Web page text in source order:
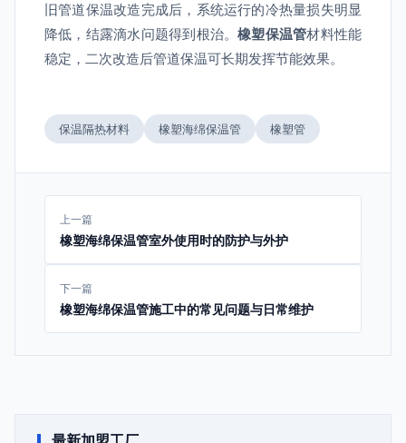
旧管道保温改造完成后，系统运行的冷热量损失明显
降低，结露滴水问题得到根治。橡塑保温管材料性能
稳定，二次改造后管道保温可长期发挥节能效果。
保温隔热材料 橡塑海绵保温管 橡塑管
上一篇
橡塑海绵保温管室外使用时的防护与外护
下一篇
橡塑海绵保温管施工中的常见问题与日常维护